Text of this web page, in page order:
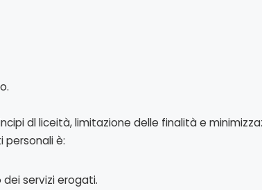
dl liceità, limitazione delle finalità e
personali è:
servizi erogati.